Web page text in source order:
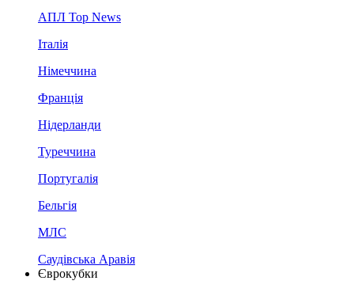
АПЛ Top News
Італія
Німеччина
Франція
Нідерланди
Туреччина
Португалія
Бельгія
МЛС
Саудівська Аравія
Єврокубки